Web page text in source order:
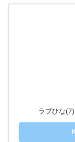
ラブひな